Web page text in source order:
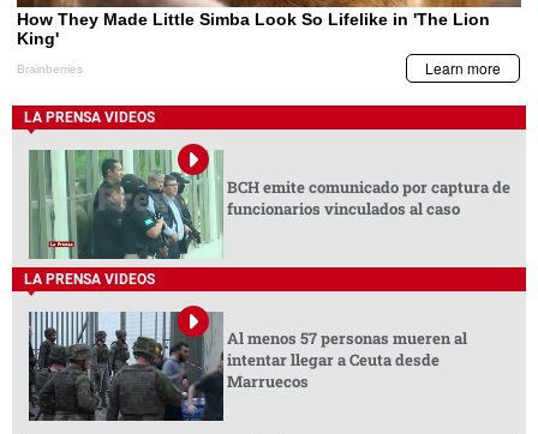
LA PRENSA VIDEOS
BCH emite comunicado por captura de
funcionarios vinculados al caso
LA PRENSA VIDEOS
Al menos 57 personas mueren al
intentar llegar a Ceuta desde
Marruecos